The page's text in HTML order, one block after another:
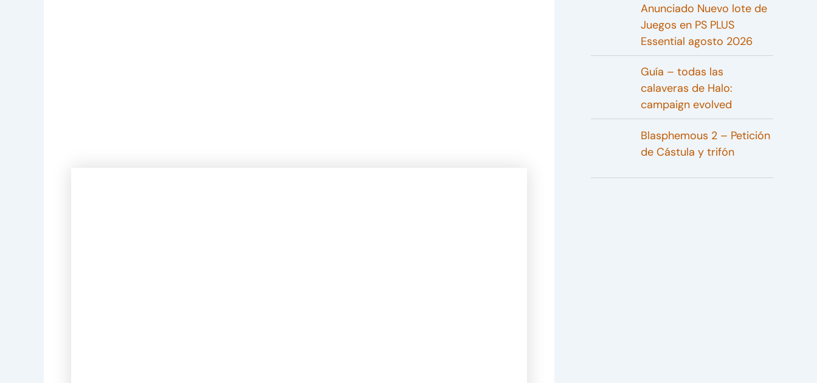
Anunciado Nuevo lote de
Juegos en PS PLUS
Essential agosto 2026
Guía – todas las
calaveras de Halo:
campaign evolved
Blasphemous 2 – Petición
de Cástula y trifón